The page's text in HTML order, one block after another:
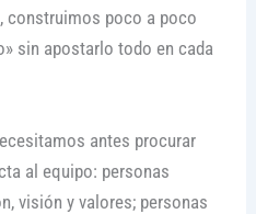
construimos poco a poco
sin apostarlo todo en cada
antes procurar
al equipo: personas
visión y valores; personas